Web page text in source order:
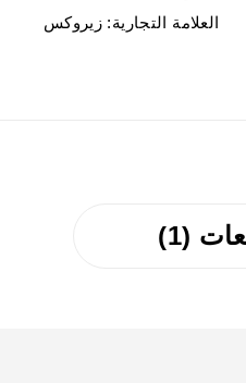
العلامة التجارية: زيروكس
(1)